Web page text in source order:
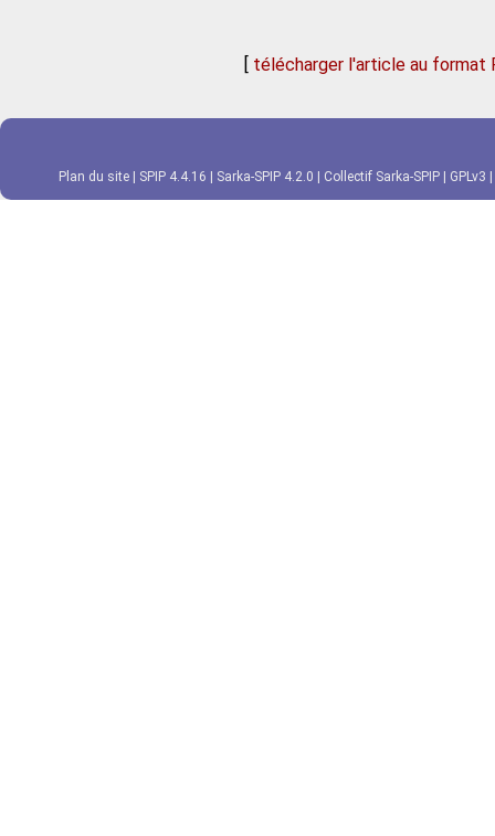
[ télécharger l'article au format
Plan du site SPIP 4.4.16 Sarka-SPIP 4.2.0 Collectif Sarka-SPIP GPLv3